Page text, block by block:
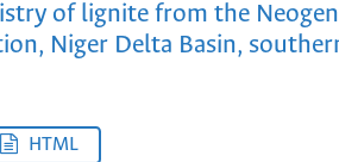
of lignite from the
Niger Delta Basin,
HTML